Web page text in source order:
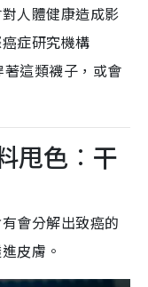
人體健康造成影
症研究機構
著這類襪子，或會
甩色︰干
會分解出致癌的
皮膚。